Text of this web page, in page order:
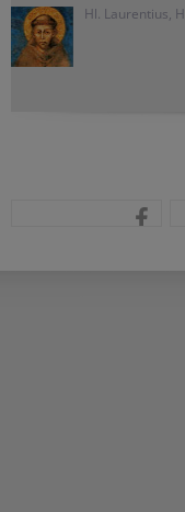
Hl. Laurentius,